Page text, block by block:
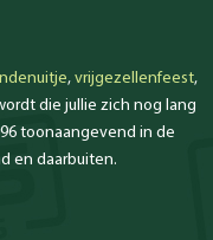
, vrijgezellenfeest,
die jullie zich nog lang
toonaangevend in de
en daarbuiten.